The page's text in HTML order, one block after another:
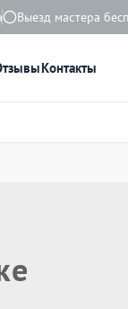
Выезд мастера
Контакты